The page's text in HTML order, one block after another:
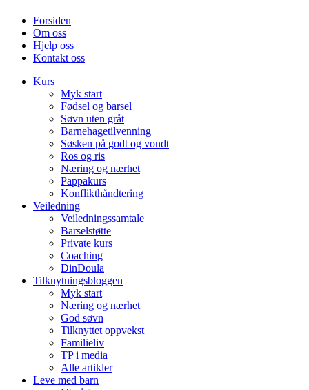
Forsiden
Om oss
Hjelp oss
Kontakt oss
Kurs
Myk start
Fødsel og barsel
Søvn uten gråt
Barnehagetilvenning
Søsken på godt og vondt
Ros og ris
Næring og nærhet
Pappakurs
Konflikthåndtering
Veiledning
Veiledningssamtale
Barselstøtte
Private kurs
Coaching
DinDoula
Tilknytningsbloggen
Myk start
Næring og nærhet
God søvn
Tilknyttet oppvekst
Familieliv
TP i media
Alle artikler
Leve med barn